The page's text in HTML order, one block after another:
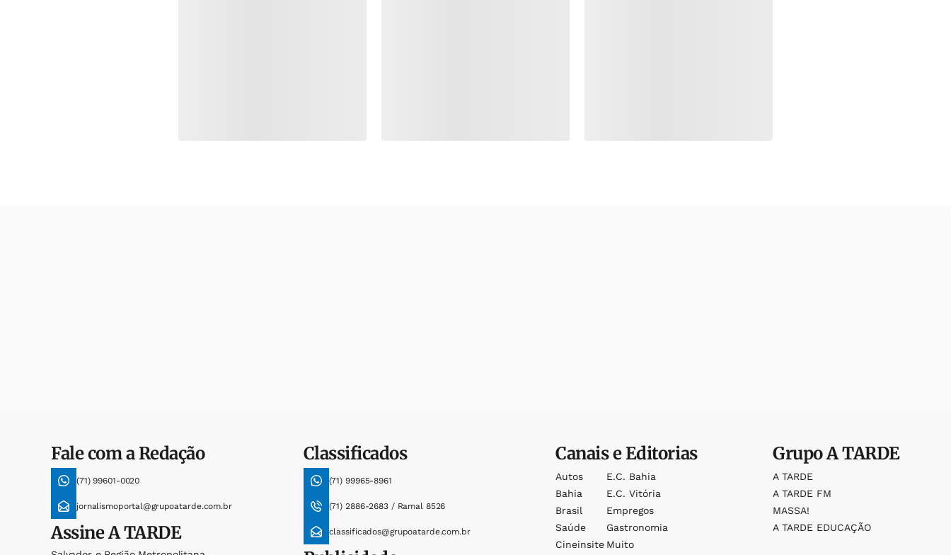
Fale com a Redação
(71) 99601-0020
jornalismoportal@grupoatarde.com.br
AssineA TARDE
Classificados
(71) 99965-8961
(71) 2886-2683 / Ramal 8526
classificados@grupoatarde.com.br
Canais e Editorias
Autos
Bahia
Brasil
Saúde
Cineinsite
E.c. Bahia
E.c. Vitória
Empregos
Gastronomia
Muito
GrupoA TARDE
A TARDE
A TARDE FM
MASSA!
A TARDE EDUCAÇÃO